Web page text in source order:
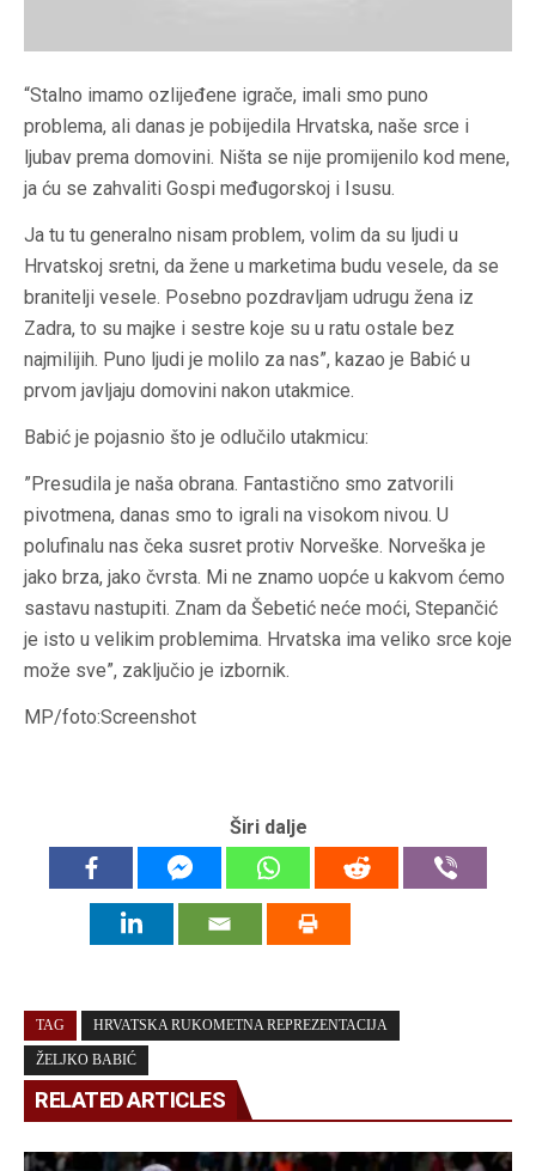
“Stalno imamo ozlijeđene igrače, imali smo puno
problema, ali danas je pobijedila Hrvatska, naše srce i
ljubav prema domovini. Ništa se nije promijenilo kod mene,
ja ću se zahvaliti Gospi međugorskoj i Isusu.
Ja tu tu generalno nisam problem, volim da su ljudi u
Hrvatskoj sretni, da žene u marketima budu vesele, da se
branitelji vesele. Posebno pozdravljam udrugu žena iz
Zadra, to su majke i sestre koje su u ratu ostale bez
najmilijih. Puno ljudi je molilo za nas”, kazao je Babić u
prvom javljaju domovini nakon utakmice.
Babić je pojasnio što je odlučilo utakmicu:
”Presudila je naša obrana. Fantastično smo zatvorili
pivotmena, danas smo to igrali na visokom nivou. U
polufinalu nas čeka susret protiv Norveške. Norveška je
jako brza, jako čvrsta. Mi ne znamo uopće u kakvom ćemo
sastavu nastupiti. Znam da Šebetić neće moći, Stepančić
je isto u velikim problemima. Hrvatska ima veliko srce koje
može sve”, zaključio je izbornik.
MP/foto:Screenshot
Širi dalje
TAG HRVATSKA RUKOMETNA REPREZENTACIJA
ŽELJKO BABIĆ
RELATED ARTICLES